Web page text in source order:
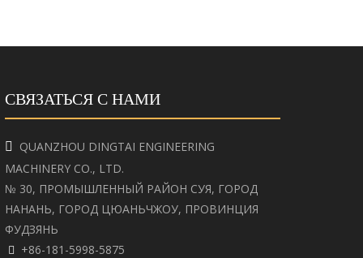
СВЯЗАТЬСЯ С НАМИ

QUANZHOU DINGTAI ENGINEERING
MACHINERY CO., LTD.
№ 30, ПРОМЫШЛЕННЫЙ РАЙОН СУЯ, ГОРОД
НАНАНЬ, ГОРОД ЦЮАНЬЧЖОУ, ПРОВИНЦИЯ
ФУДЗЯНЬ

+86-181-5998-5875